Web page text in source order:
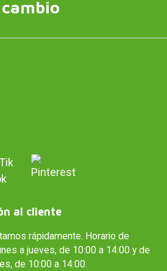
cambio
al cliente
rápidamente. Horario de
a jueves, de 10:00 a 14:00 y de
de 10:00 a 14:00.